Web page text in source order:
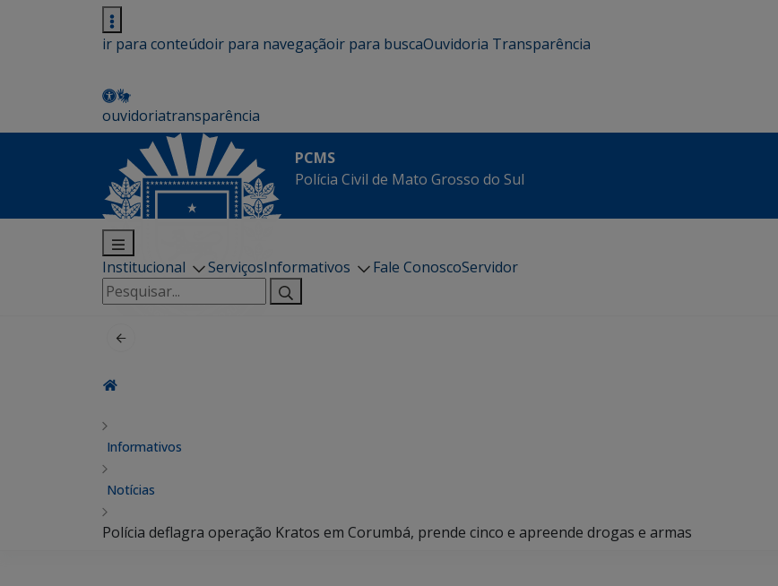
ir para conteúdoir para navegaçãoir para buscaOuvidoria Transparência
ouvidoriatransparência
PCMS
Polícia Civil de Mato Grosso do Sul
Institucional ServiçosInformativos Fale ConoscoServidor
Pesquisar
por:
Informativos
Notícias
Polícia deflagra operação Kratos em Corumbá, prende cinco e apreende drogas e armas